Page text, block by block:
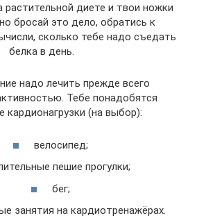
диете и твои ножки
бросай это дело, обратись к
сколько тебе надо съедать
белка в день.
надо лечить прежде всего
Тебе понадобятся
кардионагрузки (на выбор):
велосипед;
пешие прогулки;
бег;
занятия на кардиотренажёрах.